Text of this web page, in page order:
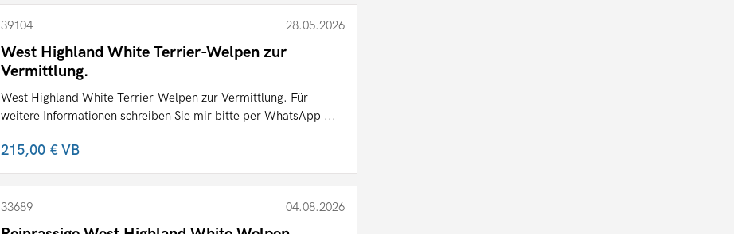
39104 28.05.2026
West Highland White Terrier-Welpen zur
Vermittlung.
West Highland White Terrier-Welpen zur Vermittlung. Für
weitere Informationen schreiben Sie mir bitte per WhatsApp ...
215,00 €VB
33689 04.08.2026